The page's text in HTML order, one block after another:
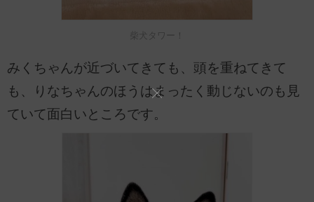
柴犬タワー！
みくちゃんが近づいてきても、頭を重ねてきて
も、りなちゃんのほうはまったく動じないのも見
ていて面白いところです。